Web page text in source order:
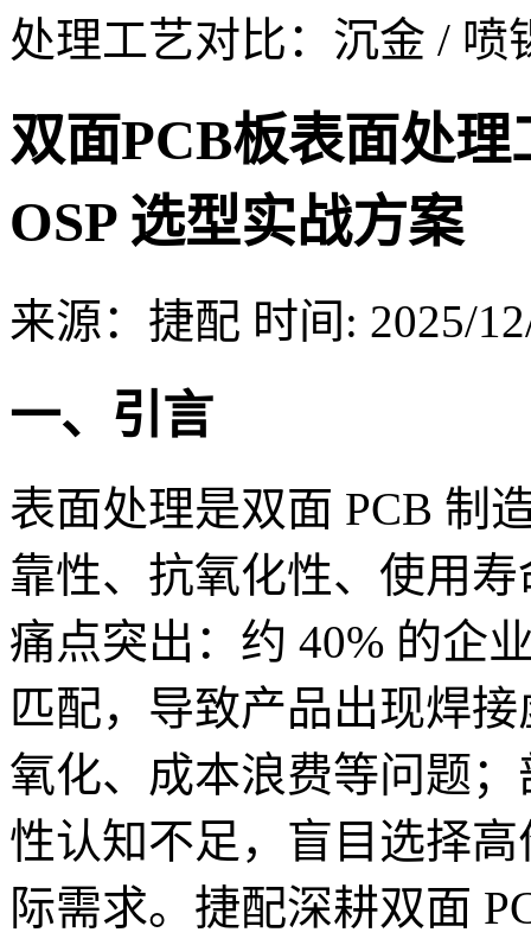
处理工艺对比：沉金 / 喷
双面PCB板表面处
OSP 选型实战方案
来源：捷配 时间: 2025/
一、引言
表面处理是双面 PCB 制
靠性、抗氧化性、使用
痛点突出：约 40% 的企
匹配，导致产品出现焊
氧化、成本浪费等问题
性认知不足，盲目选择
际需求。捷配深耕双面